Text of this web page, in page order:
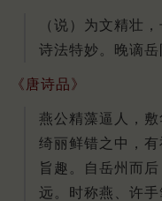
（说）为文精壮
诗法特妙。晚谪岳
《唐诗品》
燕公精藻逼人，
绮丽鲜错之中，
旨趣。自岳州而
远。时称燕、许